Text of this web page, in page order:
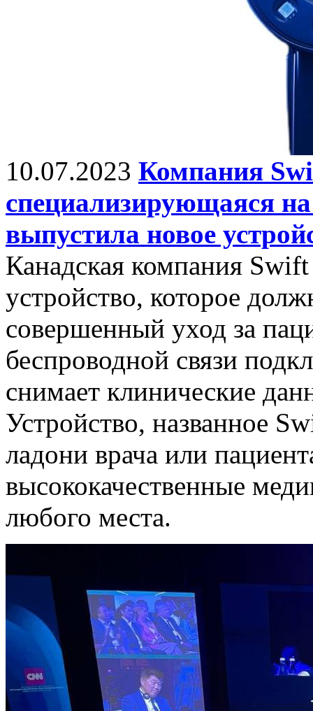
10.07.2023 Компания
специализирующаяся
выпустила новое
Канадская компания
устройство, которое
совершенный уход за
беспроводной связи
снимает клинические
Устройство, названное
ладони врача или
высококачественные
любого места.